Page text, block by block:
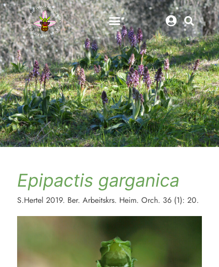
Epipactis garganica
S.Hertel 2019. Ber. Arbeitskrs. Heim. Orch. 36 (1): 20.